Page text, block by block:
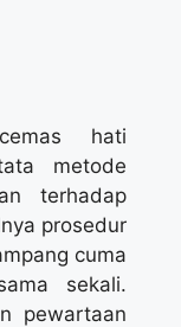
hati
metode
terhadap
prosedur
cuma
sekali.
pewartaan